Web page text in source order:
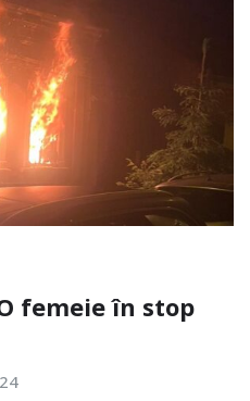
femeie în stop